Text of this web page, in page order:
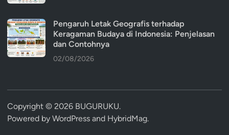
Pengaruh Letak Geografis terhadap
Keragaman Budaya di Indonesia: Penjelasan
dan Contohnya
02/08/2026
Copyright © 2026 BUGURUKU.
Powered by WordPress and HybridMag.